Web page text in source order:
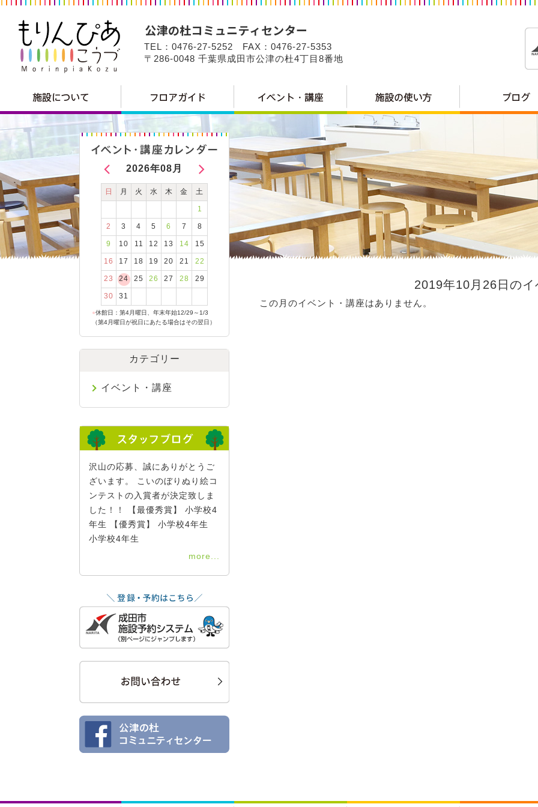
TEL：0476-27-5252 FAX：0476-27-5353
〒286-0048 千葉県成田市公津の杜4丁目8番地
2019年10月26日のイ
この月のイベント・講座はありません。
2026年08月
日 月 火 水 木 金 土
1
2 3 4 5 6 7 8
9 10 11 12 13 14 15
16 17 18 19 20 21 22
23 24 25 26 27 28 29
30 31
●休館日：第4月曜日、年末年始12/29～1/3
（第4月曜日が祝日にあたる場合はその翌日）
カテゴリー
イベント・講座
沢山の応募、誠にありがとうご
ざいます。 こいのぼりぬり絵コ
ンテストの入賞者が決定致しま
した！！ 【最優秀賞】 小学校4
年生 【優秀賞】 小学校4年生
小学校4年生
more...